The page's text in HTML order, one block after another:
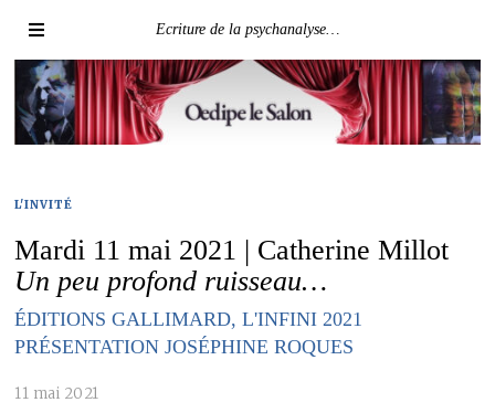
Ecriture de la psychanalyse…
L'INVITÉ
Mardi 11 mai 2021 | Catherine Millot
Un peu profond ruisseau…
ÉDITIONS GALLIMARD, L'INFINI 2021
PRÉSENTATION JOSÉPHINE ROQUES
11 mai 2021